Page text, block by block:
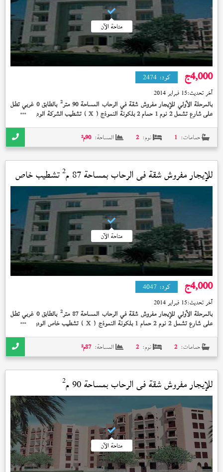
متاحة الآن
4,000ج كود: 2474
آخر تحديث:15 فبراير 2014
بالمرحلة الأولي للإيجار مفروش شقة في الرحاب المساحة 90 متر 2 بالطابق 0 غربي تطل
على شارع تشمل 2 نوم 1 حمام 2 بلكونة النموذج ( X) تشطيب الشركة الوديعة مدفوعة
حمامات: 1 نوم: 2 المساحة: 90م²
للإيجار مفروش شقة فيالرحاببمساحة 87 م 2تشطيب خاص
متاحة الآن
4,000ج كود: 4047
آخر تحديث:15 فبراير 2014
بالمرحلة الأولي للإيجار مفروش شقة في الرحاب المساحة 87 متر 2 بالطابق 0 غربي تطل
على شارع تشمل 2 نوم 2 حمام 1 بلكونة النموذج ( X ) تشطيب خاص الوديعة مدفوعة
حمامات: 2 نوم: 2 المساحة: 87م²
للإيجار مفروش شقة فيالرحاببمساحة 90 م 2
متاحة الآن